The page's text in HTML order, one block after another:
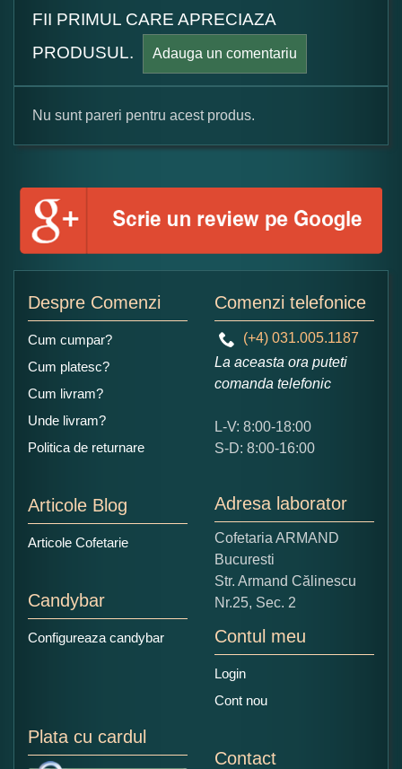
FII PRIMUL CARE APRECIAZA
PRODUSUL.
Adauga un comentariu
Formular pareri client
Numele dumneavoastra:
Ce nota acordati acestui produs?
5
Copiati alaturi numarul din imagine:
Nu sunt pareri pentru acest produs.
Despre Comenzi
Cum cumpar?
Cum platesc?
Cum livram?
Unde livram?
Politica de returnare
Articole Blog
Articole Cofetarie
Candybar
Configureaza candybar
Comenzi telefonice
(+4) 031.005.1187
La aceasta ora puteti
comanda telefonic
L-V: 8:00-18:00
S-D: 8:00-16:00
Adresa laborator
Cofetaria ARMAND
Bucuresti
Str. Armand Călinescu
Nr.25, Sec. 2
Contul meu
Login
Cont nou
Plata cu cardul
Contact